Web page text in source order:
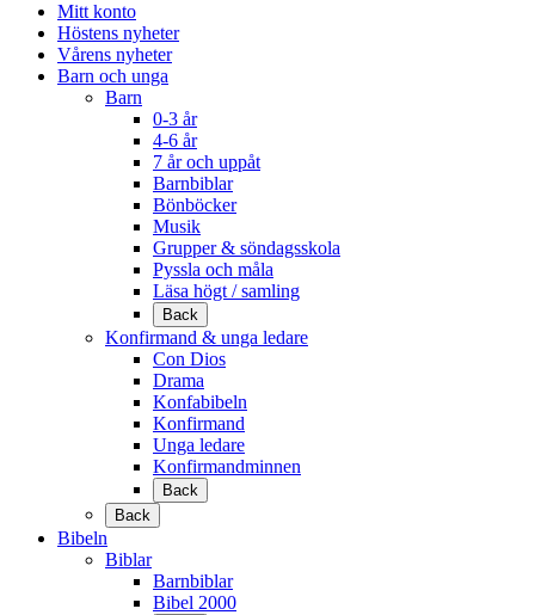
Mitt konto
Höstens nyheter
Vårens nyheter
Barn och unga
Barn
0-3 år
4-6 år
7 år och uppåt
Barnbiblar
Bönböcker
Musik
Grupper & söndagsskola
Pyssla och måla
Läsa högt / samling
Back
Konfirmand & unga ledare
Con Dios
Drama
Konfabibeln
Konfirmand
Unga ledare
Konfirmandminnen
Back
Back
Bibeln
Biblar
Barnbiblar
Bibel 2000